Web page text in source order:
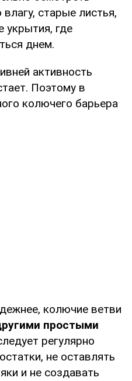
старые листья,
укрытия, где
днем.
активность
Поэтому в
колючего барьера
колючие ветви
простыми
регулярно
не оставлять
и не создавать